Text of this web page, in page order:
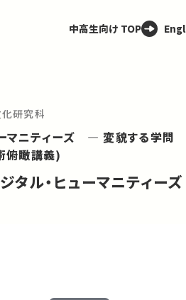
中高生向け TOP
研究科
マニティーズ ― 変貌する学問
瞰講義)
タル・ヒューマニティーズ